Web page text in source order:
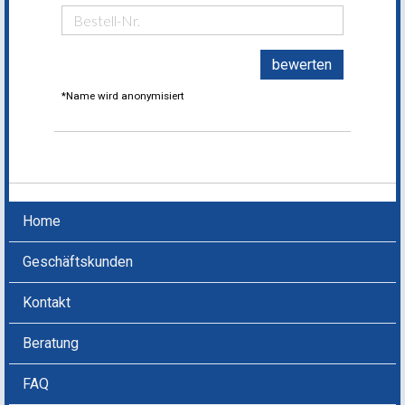
bewerten
*Name wird anonymisiert
Home
Geschäftskunden
Kontakt
Beratung
FAQ